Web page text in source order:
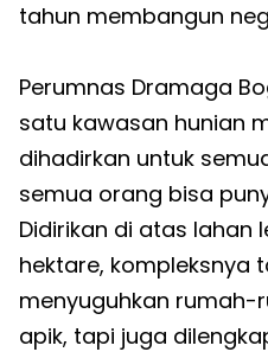
tahun membangun
Perumnas Dramaga
satu kawasan hunian
dihadirkan untuk
semua orang bisa
Didirikan di atas lahan
hektare, kompleksnya
menyuguhkan rumah-
apik, tapi juga